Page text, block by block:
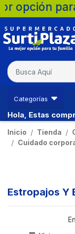
💚 🛒
Categorías
Hola, Estas
Inicio Tienda
Cuidado
Estropajos Y